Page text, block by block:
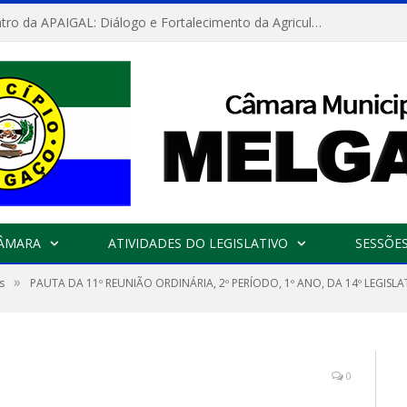
Convite: Encontro da APAIGAL: Diálogo e Fortalecimento da Agricultura Familiar
ATIVIDADES DO LEGISLATIVO SESSÕES
» PAUTA DA 11º REUNIÃO ORDINÁRIA, 2º PERÍODO, 1º ANO, DA 14º
0